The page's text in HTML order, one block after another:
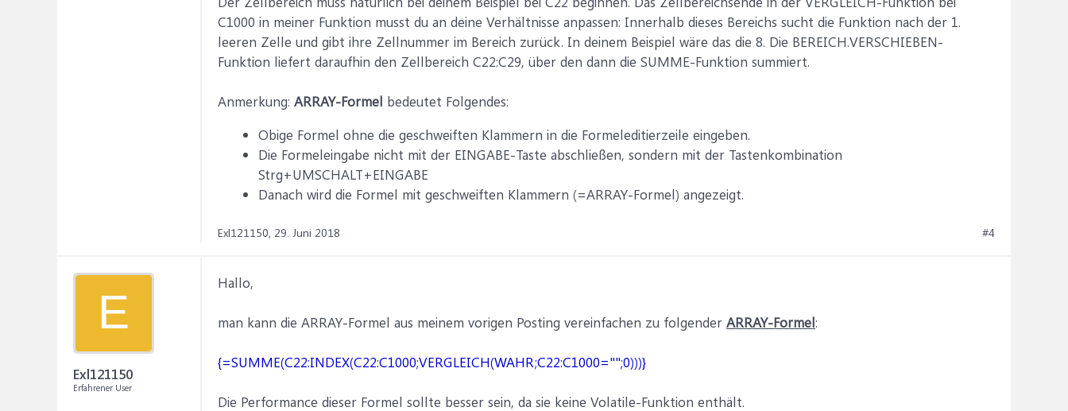
C1000 in meiner Funktion musst du an deine Verhältnisse anpassen: Innerhalb dieses Bereichs sucht die Funktion nach der 1.
leeren Zelle und gibt ihre Zellnummer im Bereich zurück. In deinem Beispiel wäre das die 8. Die BEREICH.VERSCHIEBEN-
Funktion liefert daraufhin den Zellbereich C22:C29, über den dann die SUMME-Funktion summiert.
Anmerkung: ARRAY-Formel bedeutet Folgendes:
Obige Formel ohne die geschweiften Klammern in die Formeleditierzeile eingeben.
Die Formeleingabe nicht mit der EINGABE-Taste abschließen, sondern mit der Tastenkombination
Strg+UMSCHALT+EINGABE
Danach wird die Formel mit geschweiften Klammern (=ARRAY-Formel) angezeigt.
Exl121150, 29. Juni 2018 #4
E
Exl121150
Erfahrener User
Hallo,
man kann die ARRAY-Formel aus meinem vorigen Posting vereinfachen zu folgender ARRAY-Formel:
{=SUMME(C22:INDEX(C22:C1000;VERGLEICH(WAHR;C22:C1000="";0)))}
Die Performance dieser Formel sollte besser sein, da sie keine Volatile-Funktion enthält.